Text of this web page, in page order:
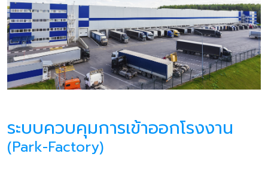
ระบบควบคุมการเข้าออกโรงงาน
(Park-Factory)